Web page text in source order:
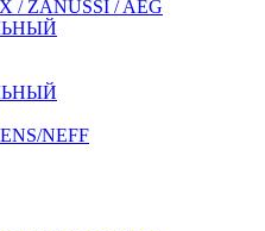
/ ZANUSSI / AEG
NEFF